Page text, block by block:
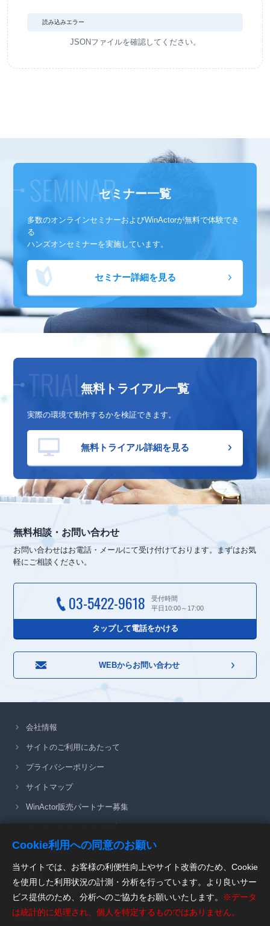
読み込みエラー
JSONファイルを確認してください。
セミナー一覧
多数のオンラインセミナーおよびWinActorが無料で体験でき
る
ハンズオンセミナーを実施しています。
セミナー詳細を見る
無料トライアル一覧
実際の環境で動作するかを検証できます。
無料トライアル詳細を見る
無料相談・お問い合わせ
お問い合わせはお電話・メールにて受け付けております。まずはお気
軽にご相談ください。
03-5422-9618
受付時間
平日10:00～17:00
タップして電話をかける
WEBからお問い合わせ
会社情報
サイトのご利用にあたって
プライバシーポリシー
サイトマップ
WinActor販売パートナー募集
〒141-0022
Cookie利用への同意のお願い
当サイトでは、お客様の利便性向上やサイト改善のため、Cookie
を使用した利用状況の計測・分析を行っています。より良いサー
ビス提供のため、分析へのご協力をお願いいたします。
※データ
は統計的に処理され、個人を特定するものではありません。